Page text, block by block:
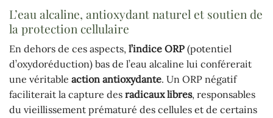
L’eau alcaline, antioxydant naturel et soutien de
la protection cellulaire
En dehors de ces aspects, l’indice ORP (potentiel
d’oxydoréduction) bas de l’eau alcaline lui conférerait
une véritable action antioxydante. Un ORP négatif
faciliterait la capture des radicaux libres, responsables
du vieillissement prématuré des cellules et de certains